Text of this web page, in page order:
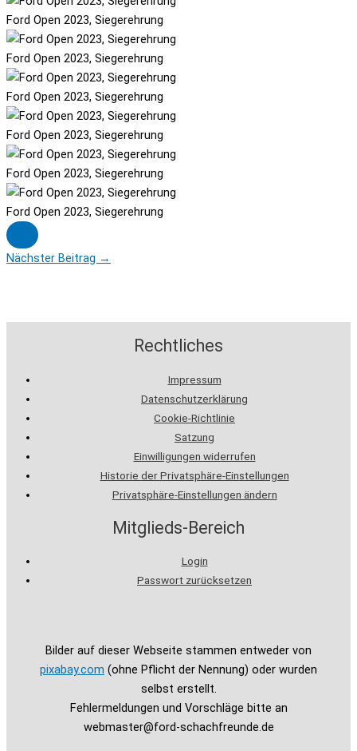
Ford Open 2023, Siegerehrung
Ford Open 2023, Siegerehrung
Ford Open 2023, Siegerehrung
Ford Open 2023, Siegerehrung
Ford Open 2023, Siegerehrung
Ford Open 2023, Siegerehrung
Nächster Beitrag →
Rechtliches
Impressum
Datenschutzerklärung
Cookie-Richtlinie
Satzung
Einwilligungen widerrufen
Historie der Privatsphäre-Einstellungen
Privatsphäre-Einstellungen ändern
Mitglieds-Bereich
Login
Passwort zurücksetzen
Bilder auf dieser Webseite stammen entweder von
pixabay.com (ohne Pflicht der Nennung) oder wurden
selbst erstellt.
Fehlermeldungen und Vorschläge bitte an
webmaster@ford-schachfreunde.de